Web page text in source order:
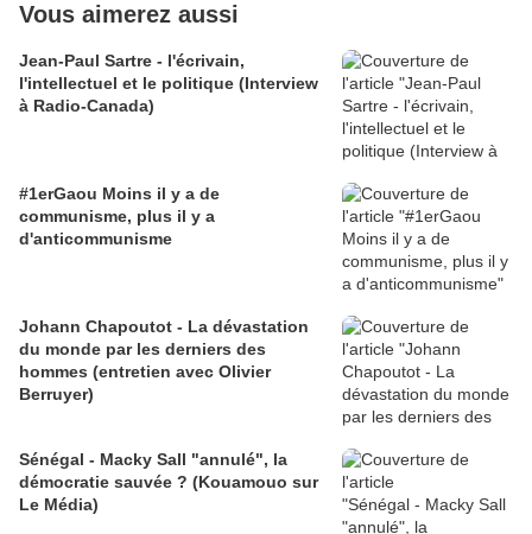
Vous aimerez aussi
Jean-Paul Sartre - l'écrivain,
l'intellectuel et le politique (Interview
à Radio-Canada)
#1erGaou Moins il y a de
communisme, plus il y a
d'anticommunisme
Johann Chapoutot - La dévastation
du monde par les derniers des
hommes (entretien avec Olivier
Berruyer)
Sénégal - Macky Sall "annulé", la
démocratie sauvée ? (Kouamouo sur
Le Média)